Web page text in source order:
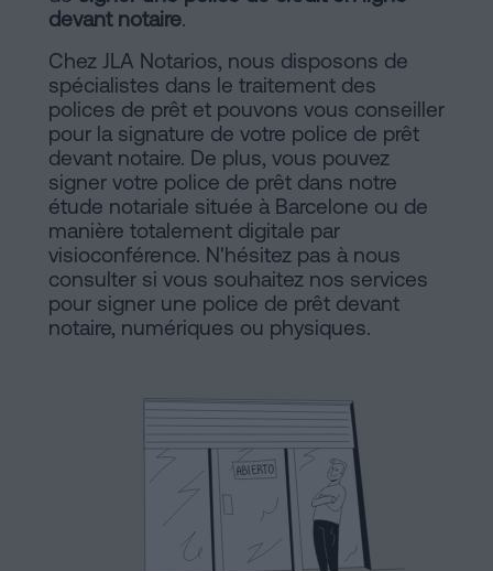
Installations
Notaire
en
ligne
Blog
Contacter
Vente
Barcelone
Hypothèques
Dissolution
de
couple
de
fait
à
Barcelone
Commercial
devant notaire.
Chez JLA Notarios, nous disposons de
spécialistes dans le traitement des
polices de prêt et pouvons vous conseiller
pour la signature de votre police de prêt
devant notaire. De plus, vous pouvez
signer votre police de prêt dans notre
étude notariale située à Barcelone ou de
manière totalement digitale par
visioconférence. N'hésitez pas à nous
consulter si vous souhaitez nos services
pour signer une police de prêt devant
notaire, numériques ou physiques.